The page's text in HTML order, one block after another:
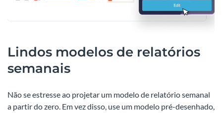
Lindos modelos de relatórios
semanais
Não se estresse ao projetar um modelo de relatório semanal
a partir do zero. Em vez disso, use um modelo pré-desenhado,